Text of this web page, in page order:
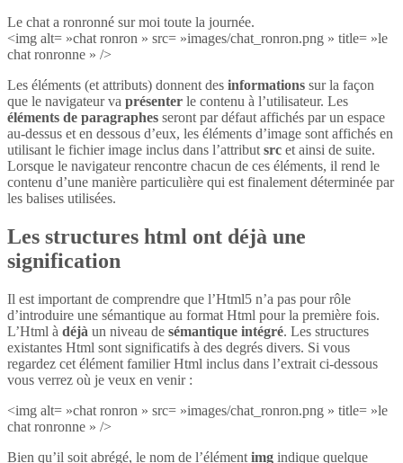
Le chat a ronronné sur moi toute la journée.
<img alt= »chat ronron » src= »images/chat_ronron.png » title= »le
chat ronronne » />
Les éléments (et attributs) donnent des informations sur la façon
que le navigateur va présenter le contenu à l’utilisateur. Les
éléments de paragraphes seront par défaut affichés par un espace
au-dessus et en dessous d’eux, les éléments d’image sont affichés en
utilisant le fichier image inclus dans l’attribut src et ainsi de suite.
Lorsque le navigateur rencontre chacun de ces éléments, il rend le
contenu d’une manière particulière qui est finalement déterminée par
les balises utilisées.
Les structures html ont déjà une
signification
Il est important de comprendre que l’Html5 n’a pas pour rôle
d’introduire une sémantique au format Html pour la première fois.
L’Html à déjà un niveau de sémantique intégré. Les structures
existantes Html sont significatifs à des degrés divers. Si vous
regardez cet élément familier Html inclus dans l’extrait ci-dessous
vous verrez où je veux en venir :
<img alt= »chat ronron » src= »images/chat_ronron.png » title= »le
chat ronronne » />
Bien qu’il soit abrégé, le nom de l’élément img indique quelque